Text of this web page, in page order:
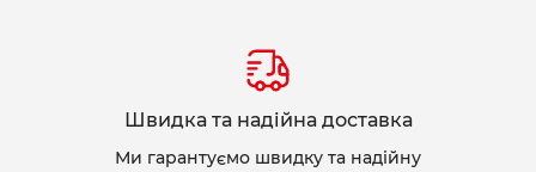
Швидка та надійна доставка
Ми гарантуємо швидку та надійну